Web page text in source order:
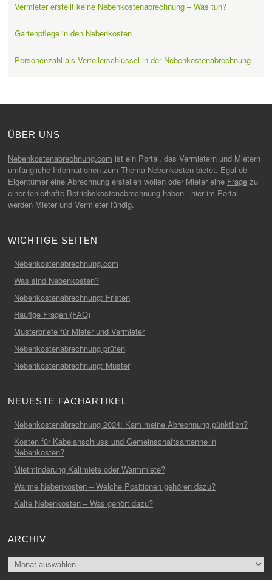
Vermieter erstellt keine Nebenkostenabrechnung – Was tun?
Gartenpflege in den Nebenkosten
Personenzahl als Verteilerschlüssel in der Nebenkostenabrechnung
ÜBER UNS
Nebenkostenabrechnung.com ist ein Portal, das Vermietern und Mietern
umfängliche Informationen zum Thema Nebenkosten bietet. Egal ob
Eigentümer eine Abrechnung erstellen wollen oder Mieter eine Frage zu
einer fehlerhafte Betriebskostenabrechnung haben - hier im Portal
werden Mieter und Vermieter fündig.
WICHTIGE SEITEN
Nebenkostenabrechnung.com
Was sind Nebenkosten?
Nebenkostenabrechnung: Fristen
Häufige Fragen (FAQ)
Musterbriefe für Mieter und Vermieter
Nebenkostenabrechnung prüfen
Nebenkostenabrechnung: Muster
NEUESTE FACHARTIKEL
Nebenkostenabrechnung 2024: Kam meine Abrechnung pünktlich?
Kosten für Kabelanschluss und Gemeinschaftsantenne in
Nebenkosten?
Mietminderung Kaltmiete oder Warmmiete?
Warme Nebenkosten – Welche Positionen gehören dazu?
Kalte Nebenkosten – Was gehört dazu?
ARCHIV
Archiv